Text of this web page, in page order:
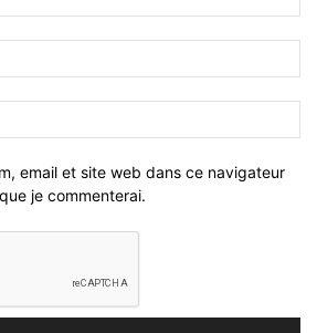
email et site web dans ce navigateur
je commenterai.